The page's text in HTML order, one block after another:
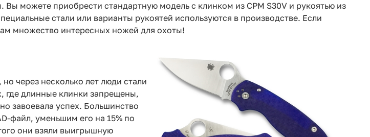
можете приобрести стандартную модель с клинком из CPM S30V и рукоятью из
стали или варианты рукоятей используются в производстве. Если
множество интересных ножей для охоты!
через несколько лет люди стали
где длинные клинки запрещены,
завоевала успех. Большинство
файл, уменьшим его на 15% по
они взяли выигрышную